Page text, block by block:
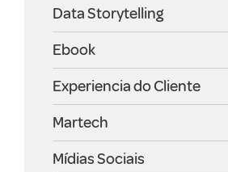
Data Storytelling
Ebook
Experiencia do Cliente
Martech
Mídias Sociais